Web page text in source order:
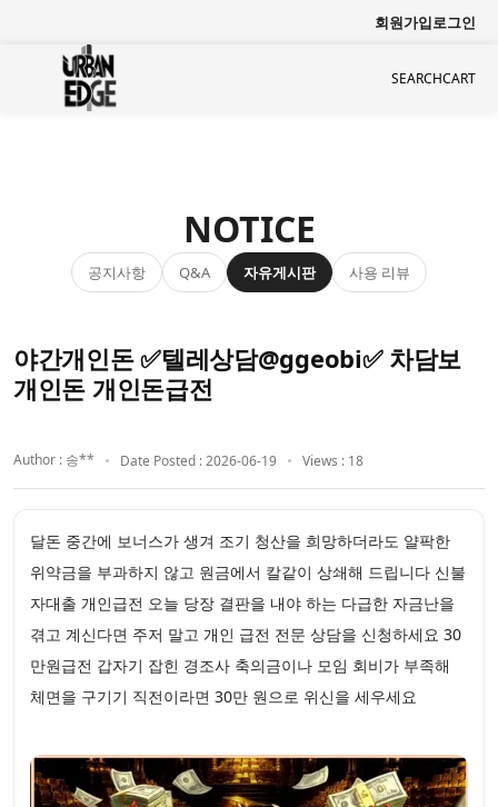
회원가입로그인
SEARCHCART
NOTICE
공지사항 Q&A 자유게시판 사용 리뷰
야간개인돈 ✅텔레상담@ggeobi✅ 차담보
개인돈 개인돈급전
Author : 송** Date Posted : 2026-06-19 Views : 18
달돈 중간에 보너스가 생겨 조기 청산을 희망하더라도 얄팍한
위약금을 부과하지 않고 원금에서 칼같이 상쇄해 드립니다 신불
자대출 개인급전 오늘 당장 결판을 내야 하는 다급한 자금난을
겪고 계신다면 주저 말고 개인 급전 전문 상담을 신청하세요 30
만원급전 갑자기 잡힌 경조사 축의금이나 모임 회비가 부족해
체면을 구기기 직전이라면 30만 원으로 위신을 세우세요